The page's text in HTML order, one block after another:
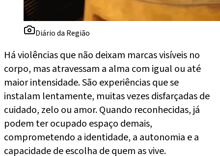
Diário da Região
Há violências que não deixam marcas visíveis no
corpo, mas atravessam a alma com igual ou até
maior intensidade. São experiências que se
instalam lentamente, muitas vezes disfarçadas de
cuidado, zelo ou amor. Quando reconhecidas, já
podem ter ocupado espaço demais,
comprometendo a identidade, a autonomia e a
capacidade de escolha de quem as vive.